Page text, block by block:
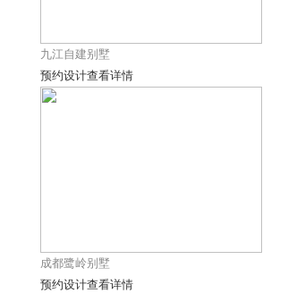
九江自建别墅
预约设计查看详情
成都鹭岭别墅
预约设计查看详情